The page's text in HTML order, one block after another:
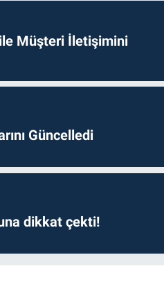
Müşteri İletişimini
Güncelledi
dikkat çekti!